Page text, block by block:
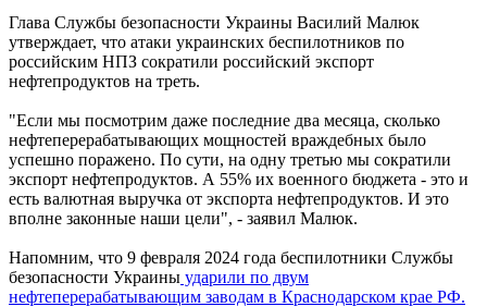
Глава Службы безопасности Украины Василий Малюк
утверждает, что атаки украинских беспилотников по
российским НПЗ сократили российский экспорт
нефтепродуктов на треть.
"Если мы посмотрим даже последние два месяца, сколько
нефтеперерабатывающих мощностей враждебных было
успешно поражено. По сути, на одну третью мы сократили
экспорт нефтепродуктов. А 55% их военного бюджета - это и
есть валютная выручка от экспорта нефтепродуктов. И это
вполне законные наши цели", - заявил Малюк.
Напомним, что 9 февраля 2024 года беспилотники Службы
безопасности Украины ударили по двум
нефтеперерабатывающим заводам в Краснодарском крае РФ.